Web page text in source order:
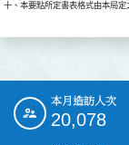
十、本要點所定書表格式由本局定
::: 本月造訪人次
20,078